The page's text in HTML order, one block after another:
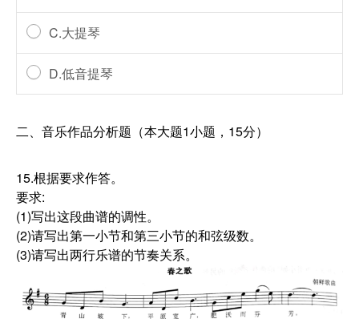
C.大提琴
D.低音提琴
二、音乐作品分析题（本大题1小题，15分）
15.根据要求作答。
要求:
(1)写出这段曲谱的调性。
(2)请写出第一小节和第三小节的和弦级数。
(3)请写出两行乐谱的节奏关系。